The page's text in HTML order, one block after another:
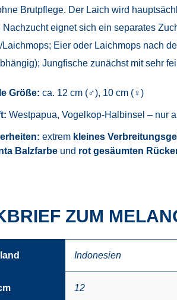
Brutpflege. Der Laich wird
eignet sich ein separates
Laichmops; Eier oder Laichmops nach
Jungfische zunächst mit sehr
Größe: ca. 12 cm (♂), 10 cm (♀)
Westpapua, Vogelkop-Halbinsel – nur
extrem kleines
Balzfarbeund rot gesäumten
ZUM
Indonesien
12